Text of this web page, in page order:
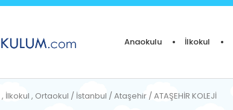
Anaokulu İlkokul
, Ortaokul / İstanbul / Ataşehir / ATAŞEHİR KOLEJİ